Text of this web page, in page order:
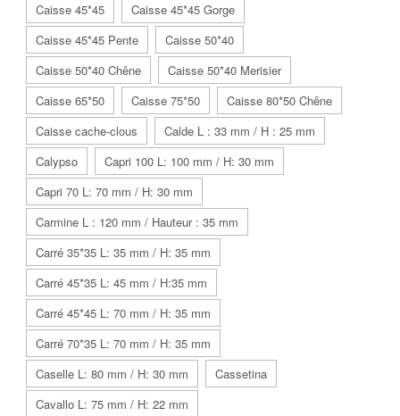
Caisse 45*45
Caisse 45*45 Gorge
Caisse 45*45 Pente
Caisse 50*40
Caisse 50*40 Chêne
Caisse 50*40 Merisier
Caisse 65*50
Caisse 75*50
Caisse 80*50 Chêne
Caisse cache-clous
Calde L : 33 mm / H : 25 mm
Calypso
Capri 100 L: 100 mm / H: 30 mm
Capri 70 L: 70 mm / H: 30 mm
Carmine L : 120 mm / Hauteur : 35 mm
Carré 35*35 L: 35 mm / H: 35 mm
Carré 45*35 L: 45 mm / H:35 mm
Carré 45*45 L: 70 mm / H: 35 mm
Carré 70*35 L: 70 mm / H: 35 mm
Caselle L: 80 mm / H: 30 mm
Cassetina
Cavallo L: 75 mm / H: 22 mm